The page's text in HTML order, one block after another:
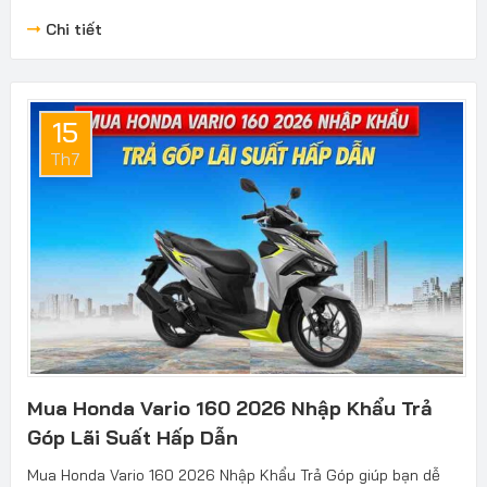
Chi tiết
15
Th7
Mua Honda Vario 160 2026 Nhập Khẩu Trả
Góp Lãi Suất Hấp Dẫn
Mua Honda Vario 160 2026 Nhập Khẩu Trả Góp giúp bạn dễ